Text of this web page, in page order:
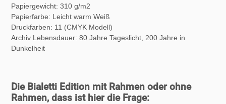
Papiergewicht: 310 g/m2
Papierfarbe: Leicht warm Weiß
Druckfarben: 11 (CMYK Modell)
Archiv Lebensdauer: 80 Jahre Tageslicht, 200 Jahre in
Dunkelheit
Die Bialetti Edition mit Rahmen oder ohne
Rahmen, dass ist hier die Frage: